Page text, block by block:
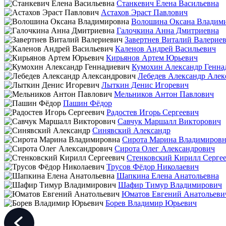
Станкевич Елена Васильевна
Астахов Эраст Павлович
Волошина Оксана
Галочкина Анна Дмитриевна
Завертнев Виталий
Каленов Андрей Васильевич
Кирьянов Артем Юрьевич
Кумохин Александр
Лебедев Александр
Лыткин Денис Игоревич
Мельников Антон Павлович
Пашин Фёдор
Радостев Игорь Сергеевич
Савчук Маршалл Викторович
Синявский Александр
Сирота Марина
Сирота Олег Александрович
Стенковский Кирилл
Трусов Фёдор Николаевич
Шапкина Елена Анатольевна
Шафир Тимур Владимирович
Юматов Евгений
Борев Владимир Юрьевич